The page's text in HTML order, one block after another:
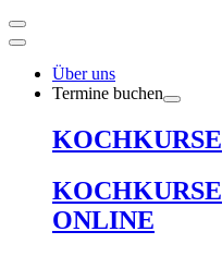
Über uns
Termine buchen
KOCHKURSE
KOCHKURSE
ONLINE